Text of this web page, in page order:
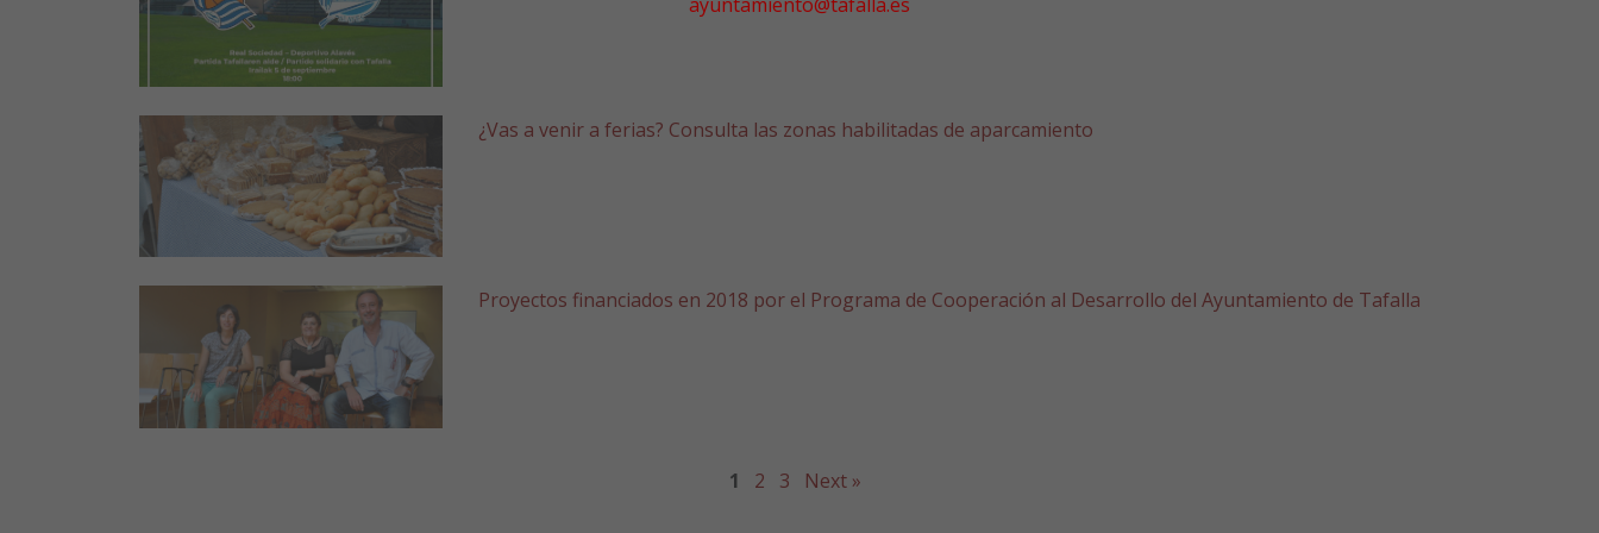
¿Vas a venir a ferias? Consulta las zonas habilitadas de aparcamiento
Proyectos financiados en 2018 por el Programa de Cooperación al Desarrollo del Ayuntamiento de Tafalla
1 2 3 Next »